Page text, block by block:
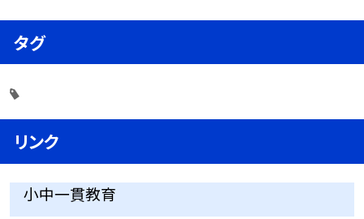
タグ
リンク
小中一貫教育